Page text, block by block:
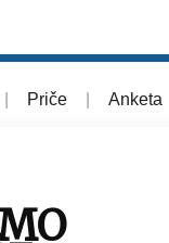
Priče Anketa